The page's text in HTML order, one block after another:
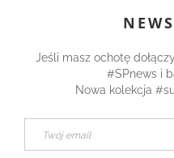
Jeśli masz ochotę
#SPnews i
Nowa kolekcja